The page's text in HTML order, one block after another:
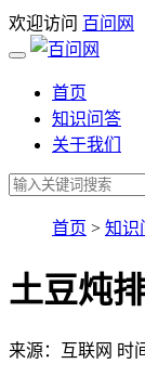
欢迎访问 百问网
首页
知识问答
关于我们
首页 > 知识
土豆炖
来源：互联网 时